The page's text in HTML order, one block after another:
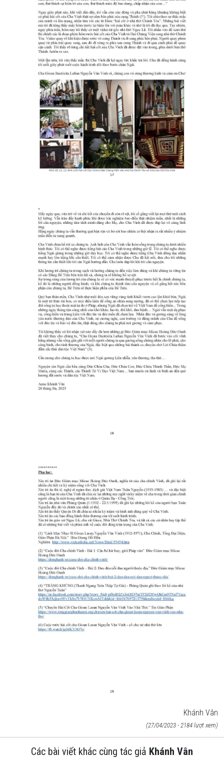
Khánh Vân
(27/04/2023 - 2184 lượt xem)
Các bài viết khác cùng tác giả Khánh Vân